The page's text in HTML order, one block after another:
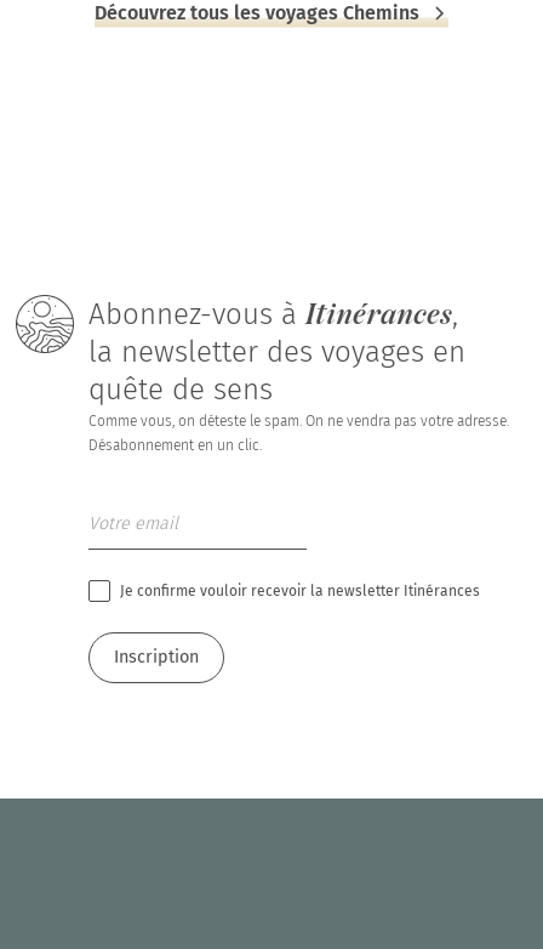
Découvrez tous les voyages Chemins
Abonnez-vous àItinérances,
la newsletter des voyages en
quête de sens
Comme vous, on déteste le spam. On ne vendra pas votre adresse.
Désabonnement en un clic.
Je confirme vouloir recevoir la newsletter Itinérances